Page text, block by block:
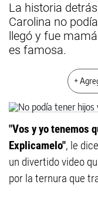
La historia
Carolina no
llegó y fue
es famosa.
+
"Vos y yo tenemos
Explicamelo", le
un divertido video
por la ternura que